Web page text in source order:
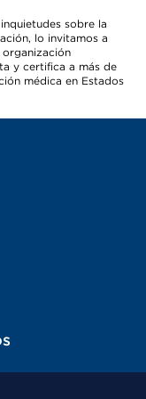
sobre la
lo invitamos a
organización
y certifica a más de
médica en Estados